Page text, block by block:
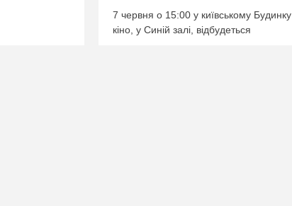
7 червня о 15:00 у київському Будинку
кіно, у Синій залі, відбудеться